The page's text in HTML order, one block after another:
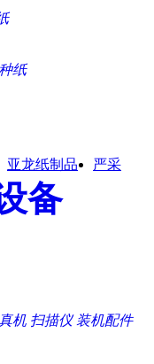
纸
亚龙纸制品
严采
备
机 扫描仪 装机配件